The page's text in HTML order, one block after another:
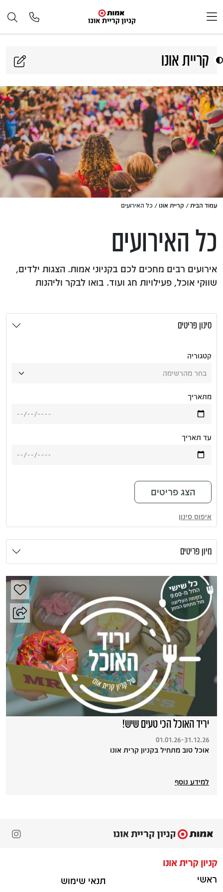
קריית אונו
עמוד הבית / קריית אונו / כל האירועים
כל האירועים
אירועים רבים מחכים לכם בקניוני אמות. הצגות ילדים,
שווקי אוכל, פעילויות חג ועוד. בואו לבקר וליהנות
יריד האוכל הכי טעים שיש!
01.01.26-31.12.26
אוכל טוב מתחיל בקניון קרית אונו
למידע נוסף
סינון פריטים
קטגוריה
מתאריך
עד תאריך
איפוס סינון
מיון פריטים
קניון קרית אונו
ראשי
תנאי שימוש